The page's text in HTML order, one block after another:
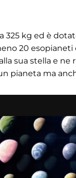
325 kg ed è
20
sua stella e
pianeta ma